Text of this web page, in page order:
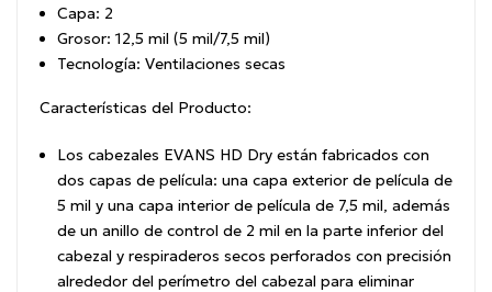
Capa: 2
Grosor: 12,5 mil (5 mil/7,5 mil)
Tecnología: Ventilaciones secas
Características del Producto:
Los cabezales EVANS HD Dry están fabricados con
dos capas de película: una capa exterior de película de
5 mil y una capa interior de película de 7,5 mil, además
de un anillo de control de 2 mil en la parte inferior del
cabezal y respiraderos secos perforados con precisión
alrededor del perímetro del cabezal para eliminar